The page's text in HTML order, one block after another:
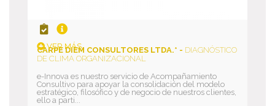
VER MÁS
CARPE DIEM CONSULTORES LTDA.* - DIAGNÓSTICO
DE CLIMA ORGANIZACIONAL
e-Innova es nuestro servicio de Acompañamiento
Consultivo para apoyar la consolidación del modelo
estratégico, filosófico y de negocio de nuestros clientes,
ello a parti...